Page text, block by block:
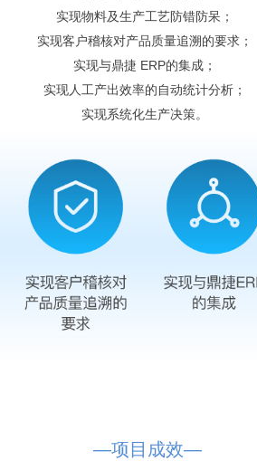
实现物料及生产工艺防错防呆；
实现客户稽核对产品质量追溯的要求；
实现与鼎捷 ERP的集成；
实现人工产出效率的自动统计分析；
实现系统化生产决策。
—项目成效—